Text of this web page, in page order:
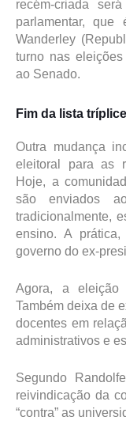
recém-criada
parlamentar,
Wanderley
turno nas
ao Senado.
Fim da lista tríplice
Outra mudança
eleitoral para as
Hoje, a
são enviados
tradicionalmente,
ensino. A
governo do ex-
Agora, a eleição
Também deixa de
docentes em
administrativos e
Segundo
reivindicação da
“contra” as